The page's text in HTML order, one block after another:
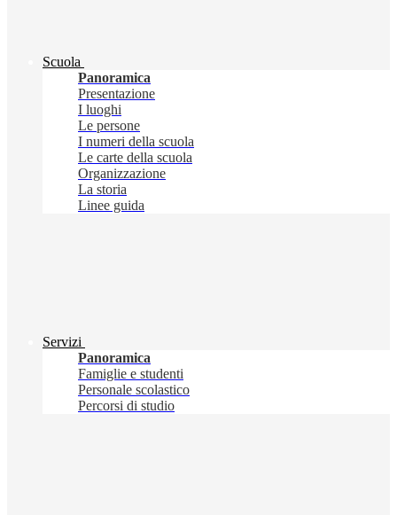
Scuola
Panoramica
Presentazione
I luoghi
Le persone
I numeri della scuola
Le carte della scuola
Organizzazione
La storia
Linee guida
Servizi
Panoramica
Famiglie e studenti
Personale scolastico
Percorsi di studio